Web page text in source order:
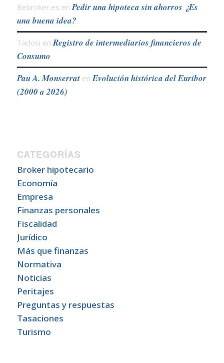
Bebroker.es en Pedir una hipoteca sin ahorros ¿Es
una buena idea?
Tadosi en Registro de intermediarios financieros de
Consumo
Pau A. Monserraten Evolución histórica del Euribor
(2000 a 2026)
CATEGORÍAS
Broker hipotecario
Economía
Empresa
Finanzas personales
Fiscalidad
Jurídico
Más que finanzas
Normativa
Noticias
Peritajes
Preguntas y respuestas
Tasaciones
Turismo